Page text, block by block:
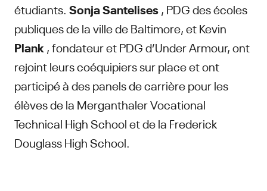
étudiants. Sonja Santelises, PDG des écoles
publiques de la ville de Baltimore, et Kevin
Plank , fondateur et PDG d’Under Armour, ont
rejoint leurs coéquipiers sur place et ont
participé à des panels de carrière pour les
élèves de la Merganthaler Vocational
Technical High School et de la Frederick
Douglass High School.